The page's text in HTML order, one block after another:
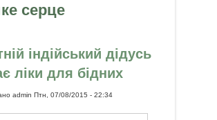
серце
індійський дідусь
ліки для бідних
admin Птн, 07/08/2015 - 22:34